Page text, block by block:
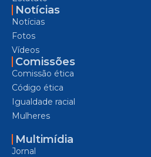
Notícias
Notícias
Fotos
Vídeos
Comissões
Comissão ética
Código ética
Igualdade racial
Mulheres
Multimídia
Jornal